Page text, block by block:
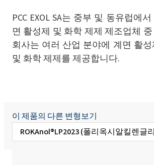
PCC EXOL SA는 중부 및 동유럽에
면 활성제 및 화학 제제 제조업체
회사는 여러 산업 분야에 계면 활
및 화학 제제를 제공합니다.
이 제품의 다른 변형보기
ROKAnol®LP2023 (폴리옥시알킬렌글